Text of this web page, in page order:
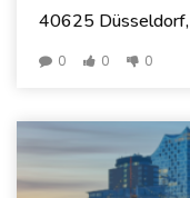
40625 Düsseldorf,
0 0 0